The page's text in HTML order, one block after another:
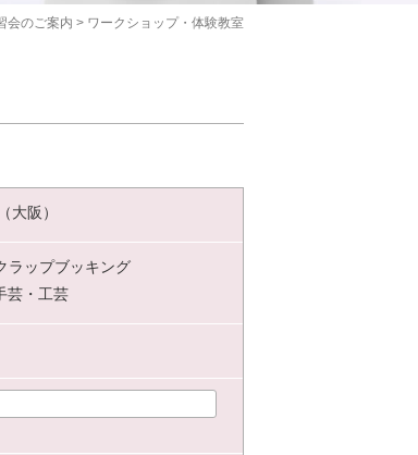
会のご案内 > ワークショップ・体験教室
大阪）
ラップブッキング
芸・工芸